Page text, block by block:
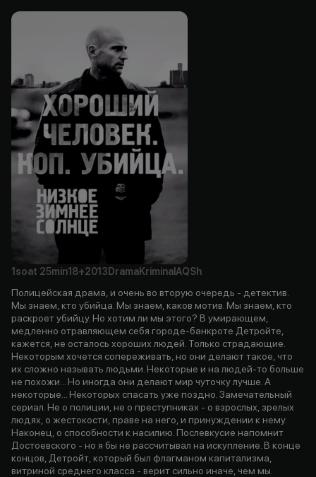
1soat 25min18+2013 DramaKriminal AQSh
Полицейская драма, и очень во вторую очередь - детектив.
Мы знаем, кто убийца. Мы знаем, каков мотив. Мы знаем, кто
раскроет убийцу. Но хотим ли мы этого? В умирающем,
медленно отравляющем себя городе-банкроте Детройте,
кажется, не осталось хороших людей. Только страдающие.
Некоторым хочется сопереживать, но они делают такое, что
их сложно называть людьми. Некоторые и на людей-то больше
не похожи... Но иногда они делают мир чуточку лучше. А
некоторые... Некоторых спасать уже поздно. Замечательный
сериал. Не о полиции, не о преступниках - о взрослых, зрелых
людях, о жестокости, праве на него, и принуждении к нему.
Наконец, о способности к насилию. Послевкусие напомнит
Достоевского - но я бы не рассчитывал на искупление. В конце
концов, Детройт, который был флагманом капитализма,
витриной среднего класса - верит сильно иначе, чем мы.